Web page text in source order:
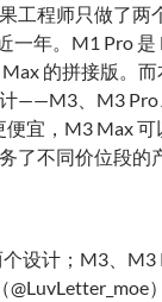
工程师只做了
一年。M1 Pro 是
的拼接版。
——M3、M3 Pro
宜，M3 Max 可
了不同价位段的
设计；M3、M3
）